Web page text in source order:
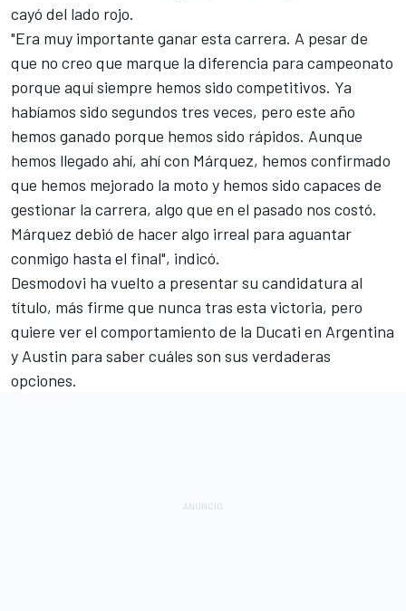
cayó del lado rojo.
"Era muy importante ganar esta carrera. A pesar de
que no creo que marque la diferencia para campeonato
porque aquí siempre hemos sido competitivos. Ya
habíamos sido segundos tres veces, pero este año
hemos ganado porque hemos sido rápidos. Aunque
hemos llegado ahí, ahí con Márquez, hemos confirmado
que hemos mejorado la moto y hemos sido capaces de
gestionar la carrera, algo que en el pasado nos costó.
Márquez debió de hacer algo irreal para aguantar
conmigo hasta el final", indicó.
Desmodovi ha vuelto a presentar su candidatura al
título, más firme que nunca tras esta victoria, pero
quiere ver el comportamiento de la Ducati en Argentina
y Austin para saber cuáles son sus verdaderas
opciones.